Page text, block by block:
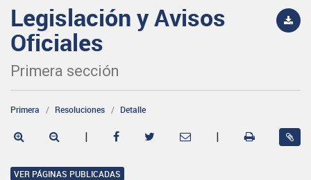
Legislación y Avisos
Oficiales
Primera sección
Primera Resoluciones Detalle
| |
VER PÁGINAS PUBLICADAS